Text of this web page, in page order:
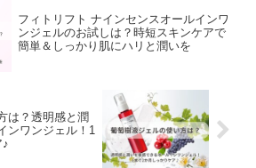
スを選択することで、継続して割引価格
でプラファストを購入することが可能で
す。
フィトリフト ナインセンスオールインワ
ンジェルのお試しは？時短スキンケアで
簡単＆しっかり肌にハリと潤いを
は？透明感と潤
ンワンジェル！1